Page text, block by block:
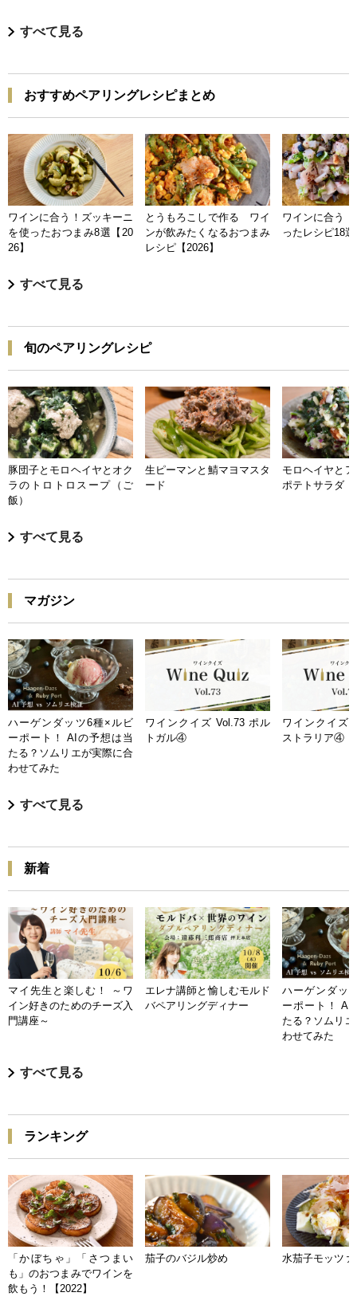
すべて見る
おすすめペアリングレシピまとめ
ワインに合う！ズッキーニ
を使ったおつまみ8選【20
26】
とうもろこしで作る ワイ
ンが飲みたくなるおつまみ
レシピ【2026】
ワインに合う
ったレシピ18
すべて見る
旬のペアリングレシピ
豚団子とモロヘイヤとオク
ラのトロトロスープ（ご
飯）
生ピーマンと鯖マヨマスタ
ード
モロヘイヤと
ポテトサラダ
すべて見る
マガジン
ハーゲンダッツ6種×ルビ
ーポート！ AIの予想は当
たる？ソムリエが実際に合
わせてみた
ワインクイズ Vol.73 ポル
トガル④
ワインクイズ
ストラリア④
すべて見る
新着
マイ先生と楽しむ！ ～ワ
イン好きのためのチーズ入
門講座～
エレナ講師と愉しむモルド
バペアリングディナー
ハーゲンダッ
ーポート！ AI
たる？ソムリ
わせてみた
すべて見る
ランキング
「かぼちゃ」「さつまい
も」のおつまみでワインを
飲もう！【2022】
茄子のバジル炒め 水茄子モッツァ